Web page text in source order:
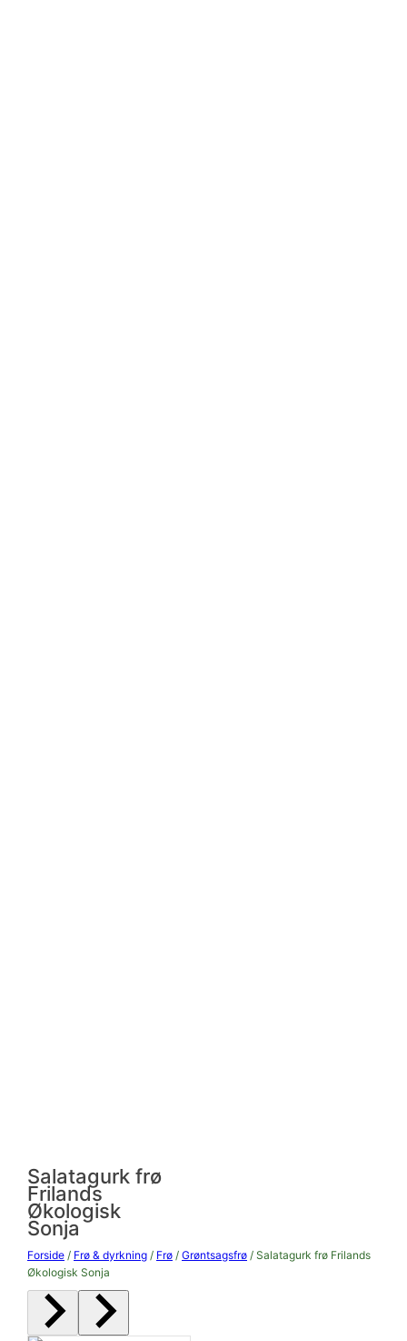
Forside / Frø & dyrkning / Frø / Grøntsagsfrø / Salatagurk frø Frilands
Økologisk Sonja
Salatagurk frø
Frilands
Økologisk
Sonja